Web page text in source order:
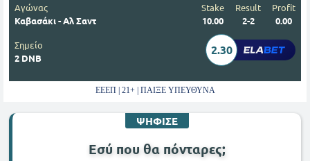
Αγώνας
Καβασάκι - Αλ Σαντ
Stake
10.00
Result
2-2
Profit
0.00
Σημείο
2 DNB
2.30
ΕΕΕΠ | 21+ | ΠΑΙΞΕ ΥΠΕΥΘΥΝΑ
ΨΗΦΙΣΕ
Εσύ που θα πόνταρες;